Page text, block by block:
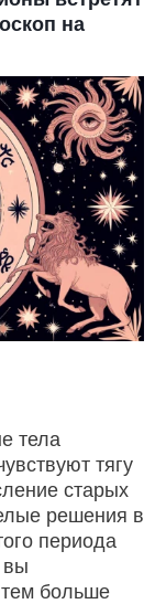
на
тела
тягу
старых
решения в
периода
вы
тем больше